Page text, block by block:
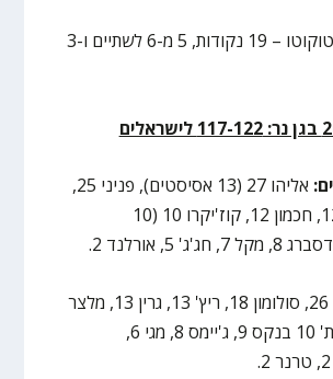
2019 – ג'יי.פי טוקוטו – 19 נקודות, 5 מ-6 לשתיים ו-3
אליהו 27 (13 אסיסטים), פניני 25,
כץ 14, טפירו 12, חכמון 12, קוז'יקרו 10 (10
5, אורלנד 2.
בראדלי 26, סולומון 18, ריץ' 13, גרין 13, מלצר
10, קילינגסוורת' 10 בנקס 9, ג'יימס 8, מגי 6,